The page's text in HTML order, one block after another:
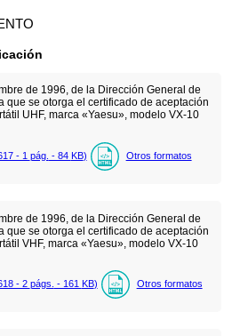
de 1996, de la Dirección General de
que se otorga el certificado de aceptación
UHF, marca «Yaesu», modelo VX-10
- 1 pág. - 84 KB) Otros formatos
de 1996, de la Dirección General de
que se otorga el certificado de aceptación
VHF, marca «Yaesu», modelo VX-10
- 2 págs. - 161 KB) Otros formatos